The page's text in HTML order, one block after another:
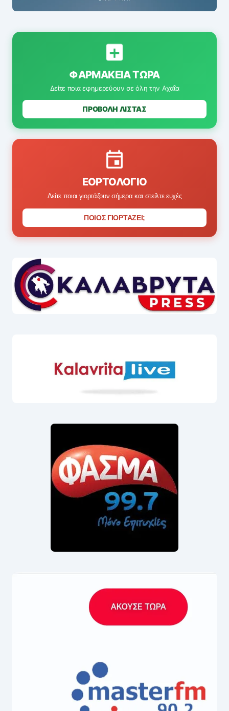
ΦΑΡΜΑΚΕΊΑ ΤΏΡΑ
Δείτε ποια εφημερεύουν σε όλη την Αχαΐα
ΠΡΟΒΟΛΗ ΛΙΣΤΑΣ
ΕΟΡΤΟΛΌΓΙΟ
Δείτε ποιοι γιορτάζουν σήμερα και στείλτε ευχές
ΠΟΙΟΣ ΓΙΟΡΤΑΖΕΙ;